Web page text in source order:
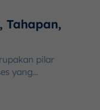
Tahapan,
pilar
yang...